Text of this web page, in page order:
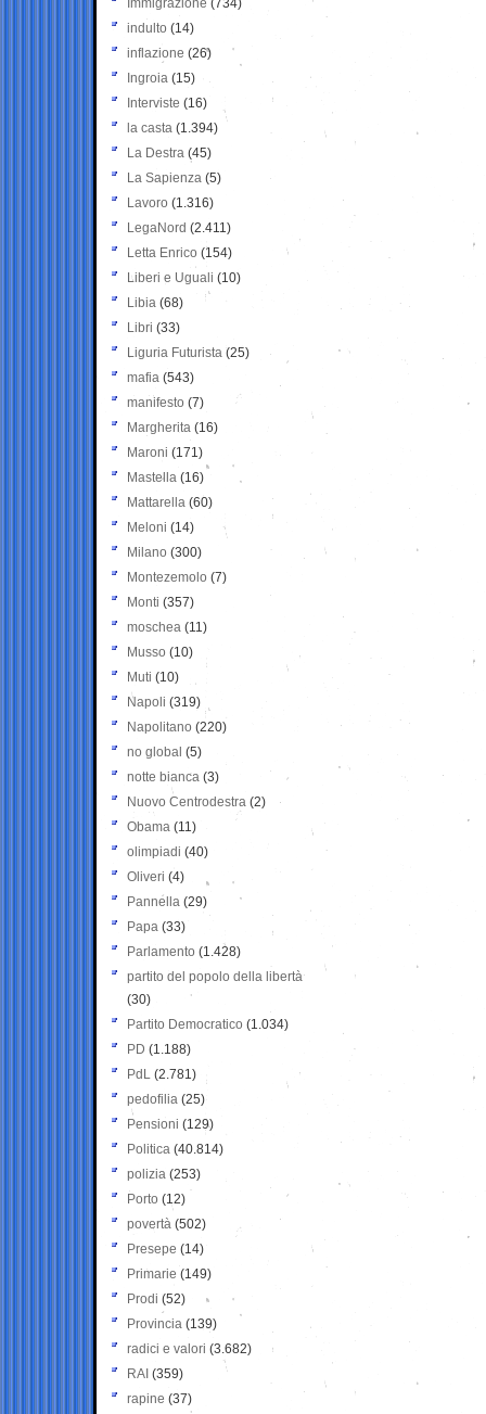
Immigrazione (734)
indulto (14)
inflazione (26)
Ingroia (15)
Interviste (16)
la casta (1.394)
La Destra (45)
La Sapienza (5)
Lavoro (1.316)
LegaNord (2.411)
Letta Enrico (154)
Liberi e Uguali (10)
Libia (68)
Libri (33)
Liguria Futurista (25)
mafia (543)
manifesto (7)
Margherita (16)
Maroni (171)
Mastella (16)
Mattarella (60)
Meloni (14)
Milano (300)
Montezemolo (7)
Monti (357)
moschea (11)
Musso (10)
Muti (10)
Napoli (319)
Napolitano (220)
no global (5)
notte bianca (3)
Nuovo Centrodestra (2)
Obama (11)
olimpiadi (40)
Oliveri (4)
Pannella (29)
Papa (33)
Parlamento (1.428)
partito del popolo della libertà
(30)
Partito Democratico (1.034)
PD (1.188)
PdL (2.781)
pedofilia (25)
Pensioni (129)
Politica (40.814)
polizia (253)
Porto (12)
povertà (502)
Presepe (14)
Primarie (149)
Prodi (52)
Provincia (139)
radici e valori (3.682)
RAI (359)
rapine (37)